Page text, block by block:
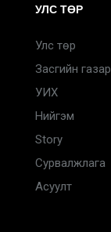
УЛС ТӨР
Улс төр
Засгийн газар
УИХ
Нийгэм
Story
Сурвалжлага
Асуулт